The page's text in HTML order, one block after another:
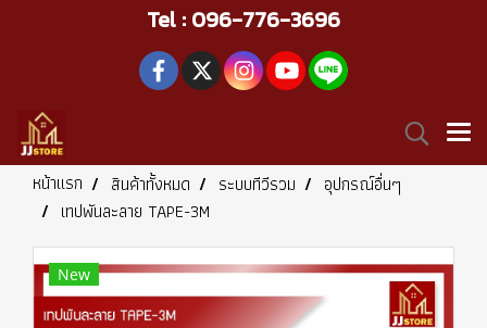
Tel : 096-776-3696
หน้าแรก สินค้าทั้งหมด ระบบทีวีรวม
อุปกรณ์อื่นๆ
เทปพันละลาย TAPE-3M
New